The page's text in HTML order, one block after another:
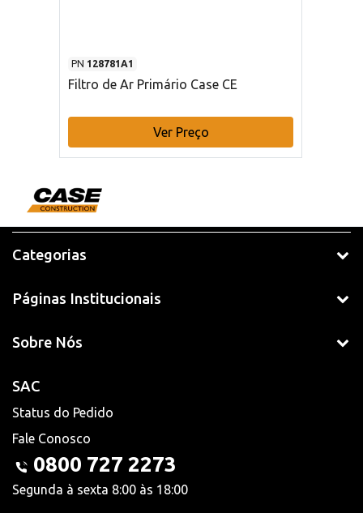
PN 128781A1
Filtro de Ar Primário Case CE
Ver Preço
Categorias
Páginas Institucionais
Sobre Nós
SAC
Status do Pedido
Fale Conosco
0800 727 2273
Segunda à sexta 8:00 às 18:00